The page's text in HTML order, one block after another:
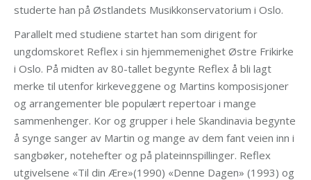
studerte han på Østlandets Musikkonservatorium i Oslo.
Parallelt med studiene startet han som dirigent for
ungdomskoret Reflex i sin hjemmemenighet Østre Frikirke
i Oslo. På midten av 80-tallet begynte Reflex å bli lagt
merke til utenfor kirkeveggene og Martins komposisjoner
og arrangementer ble populært repertoar i mange
sammenhenger. Kor og grupper i hele Skandinavia begynte
å synge sanger av Martin og mange av dem fant veien inn i
sangbøker, notehefter og på plateinnspillinger. Reflex
utgivelsene «Til din Ære»(1990) «Denne Dagen» (1993) og